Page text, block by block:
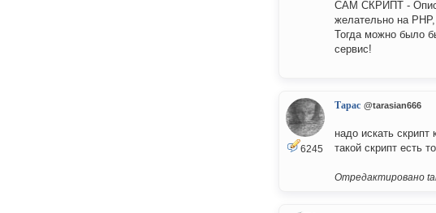
САМ СКРИПТ -
желательно на
Тогда можно было
сервис!
6245
Тарас @tarasian666
надо искать
такой скрипт есть
Отредактировано